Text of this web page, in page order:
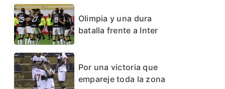
Olimpia y una dura
batalla frente a Inter
Por una victoria que
empareje toda la zona